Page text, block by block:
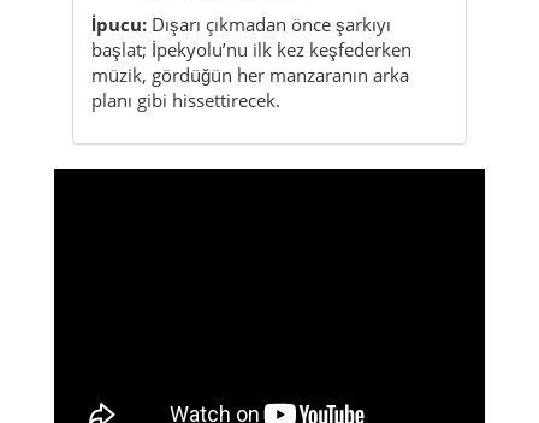
İpucu: Dışarı çıkmadan önce şarkıyı
başlat; İpekyolu’nu ilk kez keşfederken
müzik, gördüğün her manzaranın arka
planı gibi hissettirecek.